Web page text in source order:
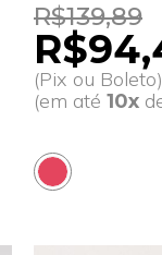
R$139,89
(Pix ou
(em até 10x